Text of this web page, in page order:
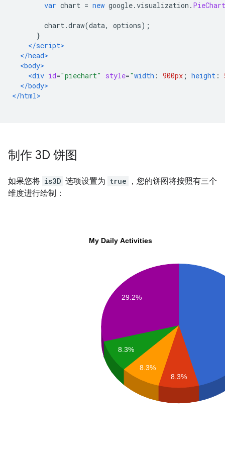
var chart = new google.visualization . PieChart
chart.draw(data, options);
}
</script>
</head>
<body>
<div id="piechart" style="width : 900px ; height :
</body>
</html>
制作 3D 饼图
如果您将 is3D 选项设置为 true
，您的饼图将按照有三个
维度进行绘制：